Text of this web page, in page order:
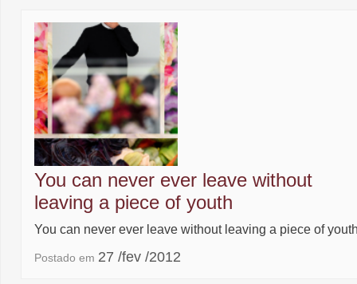
You can never ever leave without
leaving a piece of youth
You can never ever leave without leaving a piece of
Postado em 27 /fev /2012